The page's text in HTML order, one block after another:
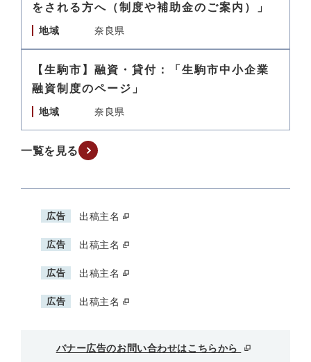
をされる方へ（制度や補助金のご案内）」
地域 奈良県
【生駒市】融資・貸付：「生駒市中小企業
融資制度のページ」
地域 奈良県
一覧を見る
広告 出稿主名
広告 出稿主名
広告 出稿主名
広告 出稿主名
バナー広告のお問い合わせはこちらから